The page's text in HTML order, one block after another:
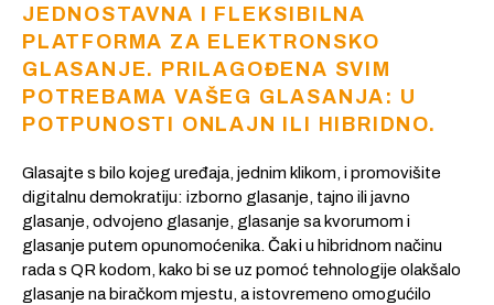
JEDNOSTAVNA I FLEKSIBILNA
PLATFORMA ZA ELEKTRONSKO
GLASANJE. PRILAGOĐENA SVIM
POTREBAMA VAŠEG GLASANJA: U
POTPUNOSTI ONLAJN ILI HIBRIDNO.
Glasajte s bilo kojeg uređaja, jednim klikom, i promovišite
digitalnu demokratiju: izborno glasanje, tajno ili javno
glasanje, odvojeno glasanje, glasanje sa kvorumom i
glasanje putem opunomoćenika. Čak i u hibridnom načinu
rada s QR kodom, kako bi se uz pomoć tehnologije olakšalo
glasanje na biračkom mjestu, a istovremeno omogućilo